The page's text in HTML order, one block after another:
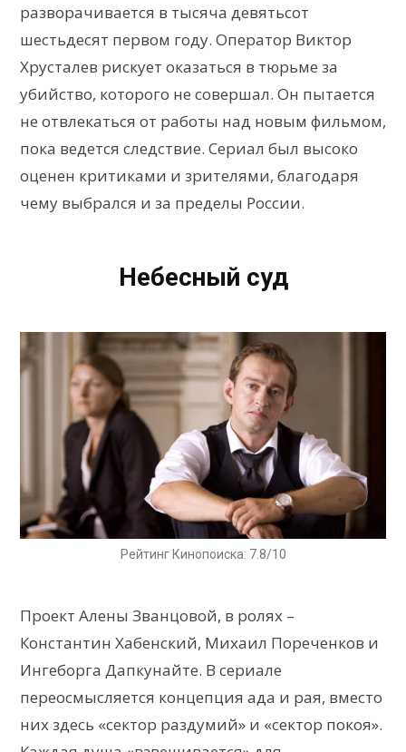
разворачивается в тысяча девятьсот
шестьдесят первом году. Оператор Виктор
Хрусталев рискует оказаться в тюрьме за
убийство, которого не совершал. Он пытается
не отвлекаться от работы над новым фильмом,
пока ведется следствие. Сериал был высоко
оценен критиками и зрителями, благодаря
чему выбрался и за пределы России.
Небесный суд
Рейтинг Кинопоиска: 7.8/10
Проект Алены Званцовой, в ролях –
Константин Хабенский, Михаил Пореченков и
Ингеборга Дапкунайте. В сериале
переосмысляется концепция ада и рая, вместо
них здесь «сектор раздумий» и «сектор покоя».